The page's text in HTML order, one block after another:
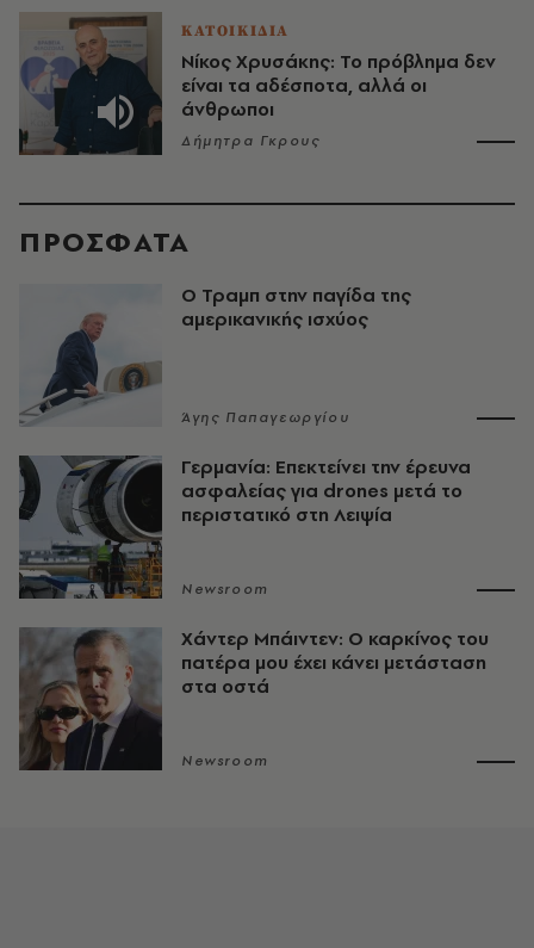
ΚΑΤΟΙΚΙΔΙΑ
Νίκος Χρυσάκης: Το πρόβλημα δεν
είναι τα αδέσποτα, αλλά οι
άνθρωποι
Δήμητρα Γκρους
ΠΡΟΣΦΑΤΑ
Ο Τραμπ στην παγίδα της
αμερικανικής ισχύος
Άγης Παπαγεωργίου
Γερμανία: Επεκτείνει την έρευνα
ασφαλείας για drones μετά το
περιστατικό στη Λειψία
Newsroom
Χάντερ Μπάιντεν: Ο καρκίνος του
πατέρα μου έχει κάνει μετάσταση
στα οστά
Newsroom